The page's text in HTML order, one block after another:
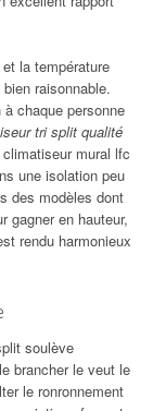
la température
raisonnable.
chaque personne
tri split qualité
mural lfc
une isolation peu
des modèles dont
gagner en hauteur,
rendu harmonieux
soulève
brancher le veut le
le ronronnement